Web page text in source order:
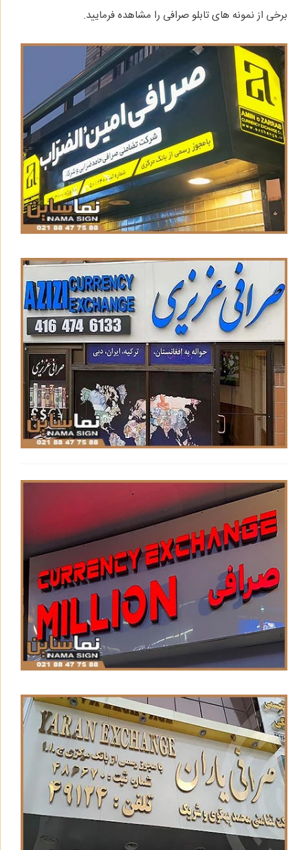
برخی از نمونه های تابلو صرافی را مشاهده فرمایید.